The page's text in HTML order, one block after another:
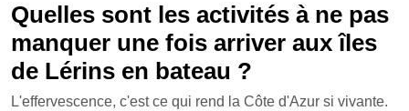
Quelles sont les activités à ne pas
manquer une fois arriver aux îles
de Lérins en bateau ?
L'effervescence, c'est ce qui rend la Côte d'Azur si vivante.